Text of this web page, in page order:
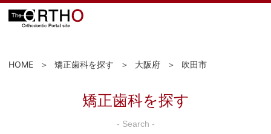
HOME 矯正歯科を探す 大阪府 吹田市
矯正歯科を探す
- Search -